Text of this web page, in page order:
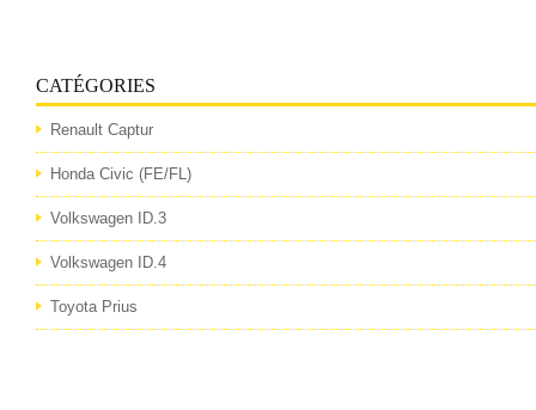
CATÉGORIES
Renault Captur
Honda Civic (FE/FL)
Volkswagen ID.3
Volkswagen ID.4
Toyota Prius